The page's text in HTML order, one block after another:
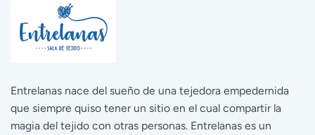
Entrelanas nace del sueño de una tejedora empedernida
que siempre quiso tener un sitio en el cual compartir la
magia del tejido con otras personas. Entrelanas es un